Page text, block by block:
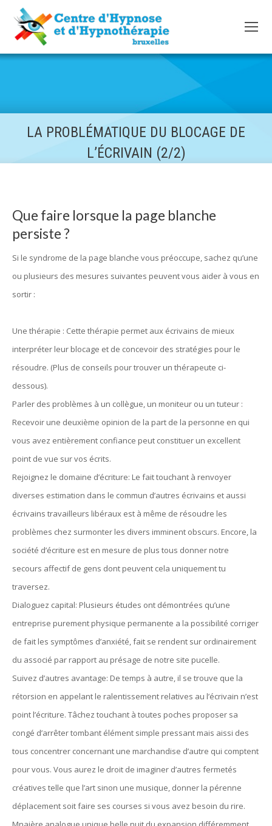
LA PROBLÉMATIQUE DU BLOCAGE DE
L’ÉCRIVAIN (2/2)
Que faire lorsque la page blanche
persiste ?
Si le syndrome de la page blanche vous préoccupe, sachez qu’une
ou plusieurs des mesures suivantes peuvent vous aider à vous en
sortir :
Une thérapie : Cette thérapie permet aux écrivains de mieux
interpréter leur blocage et de concevoir des stratégies pour le
résoudre. (Plus de conseils pour trouver un thérapeute ci-
dessous).
Parler des problèmes à un collègue, un moniteur ou un tuteur :
Recevoir une deuxième opinion de la part de la personne en qui
vous avez entièrement confiance peut constituer un excellent
point de vue sur vos écrits.
Rejoignez le domaine d’écriture: Le fait touchant à renvoyer
diverses estimation dans le commun d’autres écrivains et aussi
écrivains travailleurs libéraux est à même de résoudre les
problèmes chez surmonter les divers imminent obscurs. Encore, la
société d’écriture est en mesure de plus tous donner notre
secours affectif de gens dont peuvent cela uniquement tu
traversez.
Dialoguez capital: Plusieurs études ont démontrées qu’une
entreprise purement physique permanente a la possibilité corriger
de fait les symptômes d’anxiété, fait se rendent sur ordinairement
du associé par rapport au présage de notre site pucelle.
Suivez d’autres avantage: De temps à autre, il se trouve que la
rétorsion en appelant le ralentissement relatives au l’écrivain n’est
point l’écriture. Tâchez touchant à toutes poches proposer sa
congé d’arrêter tombant élément simple pressant mais aissi des
tous concentrer concernant une marchandise d’autre qui comptent
pour vous. Vous aurez le droit de imaginer d’autres fermetés
créatives telle que l’art sinon une musique, donner la pérenne
déplacement soit faire ses courses si vous avez besoin du rire.